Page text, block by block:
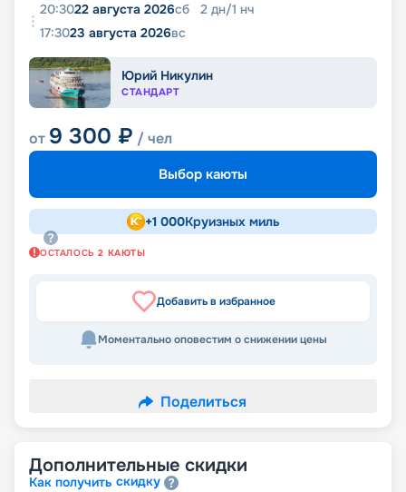
20:3022 августа 2026сб 2 дн/1 нч
17:3023 августа 2026вс
Юрий Никулин
СТАНДАРТ
от 9 300 ₽ / чел
Выбор каюты
+1 000Круизных миль
ОСТАЛОСЬ 2 КАЮТЫ
Добавить в избранное
Моментально оповестим о снижении цены
Поделиться
Дополнительные скидки
Как получить скидку